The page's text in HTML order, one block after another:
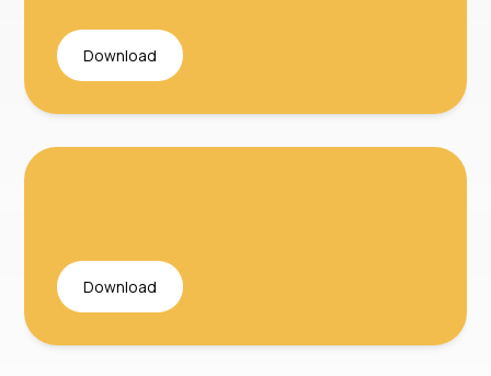
Download
Download